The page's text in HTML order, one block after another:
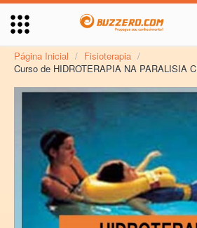
Página Inicial / Fisioterapia /
Curso de HIDROTERAPIA NA PARALISIA